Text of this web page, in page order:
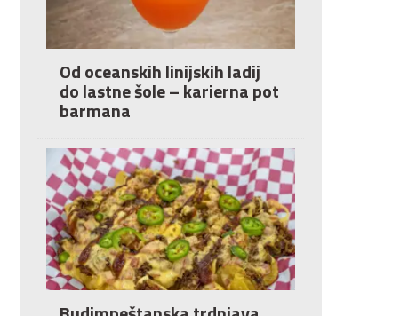
Od oceanskih linijskih ladij
do lastne šole – karierna pot
barmana